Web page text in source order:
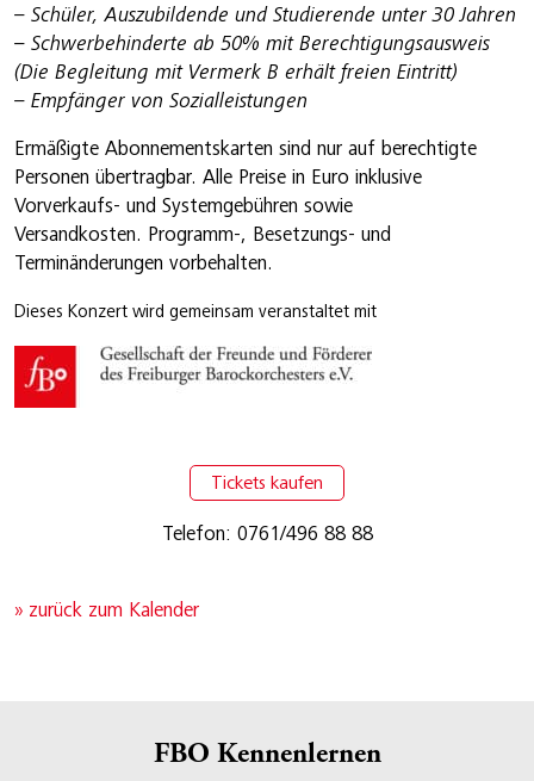
– Schüler, Auszubildende und Studierende unter 30 Jahren
– Schwerbehinderte ab 50% mit Berechtigungsausweis
(Die Begleitung mit Vermerk B erhält freien Eintritt)
– Empfänger von Sozialleistungen
Ermäßigte Abonnementskarten sind nur auf berechtigte
Personen übertragbar. Alle Preise in Euro inklusive
Vorverkaufs- und Systemgebühren sowie
Versandkosten. Programm-, Besetzungs- und
Terminänderungen vorbehalten.
Dieses Konzert wird gemeinsam veranstaltet mit
Tickets kaufen
Telefon: 0761/496 88 88
» zurück zum Kalender
FBO Kennenlernen